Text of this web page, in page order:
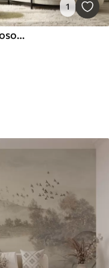
1
Sendero forestal entre majestuosos árboles en estilo acuarela